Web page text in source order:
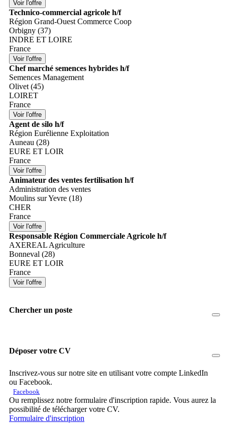
Technico-commercial agricole h/f
Région Grand-Ouest Commerce Coop
Orbigny (37)
INDRE ET LOIRE
France
Chef marché semences hybrides h/f
Semences Management
Olivet (45)
LOIRET
France
Agent de silo h/f
Région Eurélienne Exploitation
Auneau (28)
EURE ET LOIR
France
Animateur des ventes fertilisation h/f
Administration des ventes
Moulins sur Yevre (18)
CHER
France
Responsable Région Commerciale Agricole h/f
AXEREAL Agriculture
Bonneval (28)
EURE ET LOIR
France
Chercher un poste
Déposer votre CV
Inscrivez-vous sur notre site en utilisant votre compte LinkedIn
ou Facebook.
Facebook
Ou remplissez notre formulaire d'inscription rapide. Vous aurez la
possibilité de télécharger votre CV.
Formulaire d'inscription